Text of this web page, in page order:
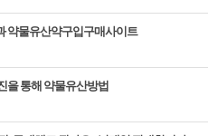
약물유산약구입구매사이트
을 통해 약물유산방법